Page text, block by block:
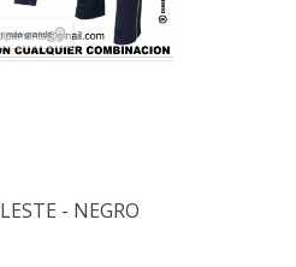
- NEGRO